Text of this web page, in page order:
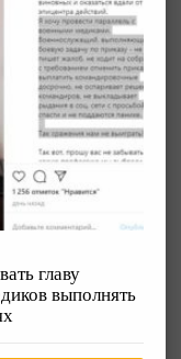
главу
выполнять